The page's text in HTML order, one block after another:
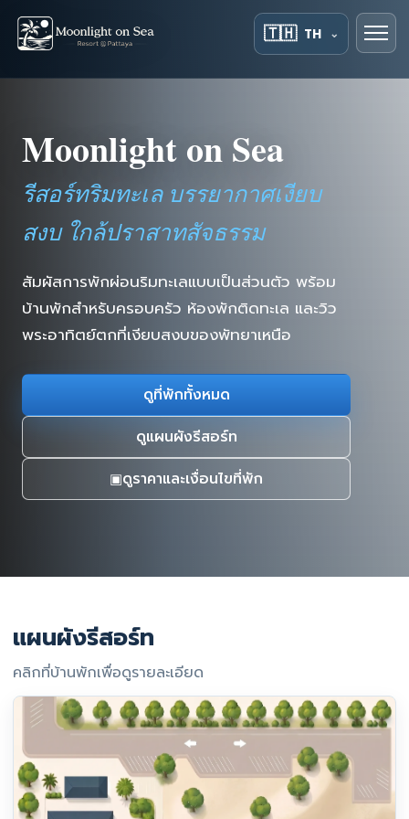
🇹🇭 TH ⌄
Moonlight on Sea
รีสอร์ทริมทะเล บรรยากาศเงียบ
สงบ ใกล้ปราสาทสัจธรรม
สัมผัสการพักผ่อนริมทะเลแบบเป็นส่วนตัว พร้อม
บ้านพักสำหรับครอบครัว ห้องพักติดทะเล และวิว
พระอาทิตย์ตกที่เงียบสงบของพัทยาเหนือ
ดูที่พักทั้งหมด
ดูแผนผังรีสอร์ท
▣ดูราคาและเงื่อนไขที่พัก
แผนผังรีสอร์ท
คลิกที่บ้านพักเพื่อดูรายละเอียด